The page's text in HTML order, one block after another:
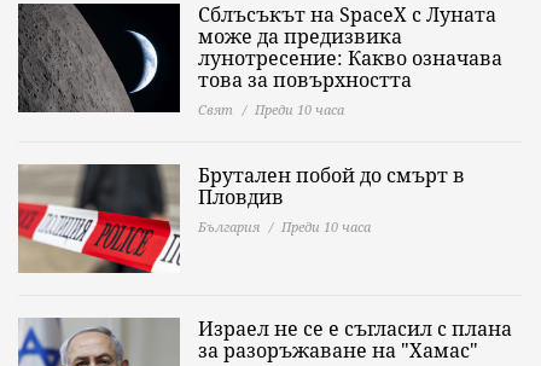
Сблъсъкът на SpaceX с Луната
може да предизвика
лунотресение: Какво означава
това за повърхността
Свят Преди 10 часа
Брутален побой до смърт в
Пловдив
България Преди 10 часа
Израел не се е съгласил с плана
за разоръжаване на "Хамас"